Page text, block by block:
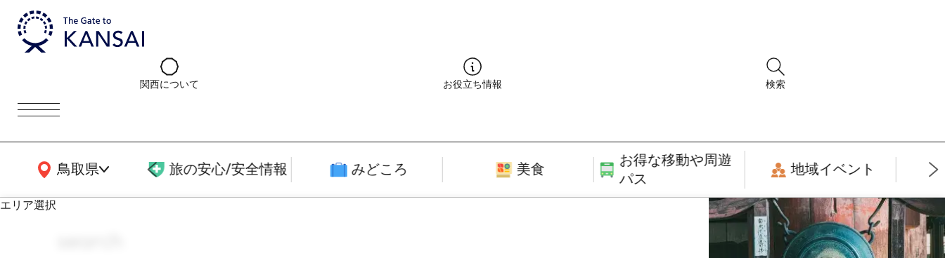
関西について お役立ち情報 検索
鳥取県
関西広域MAP 旅の安心/安全情報 みどころ 美食
お得な移動や周遊
パス
地域イベント
エリア選択